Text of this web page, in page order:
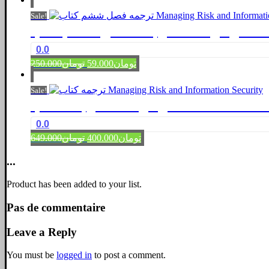
تومان250.000.
تومان59.000.
Sale!
0.0
تومان250.000
Original
price
تومان250.000.
تومان59.000
Current
price
تومان59.000.
Sale!
0.0
تومان649.000
Original
price
تومان400.000
Current
price
...
Product has been added to your list.
Pas de commentaire
Leave a Reply
You must be logged in to post a comment.